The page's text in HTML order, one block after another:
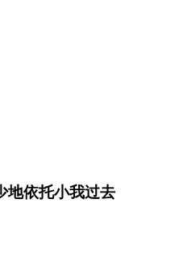
地依托小我过去